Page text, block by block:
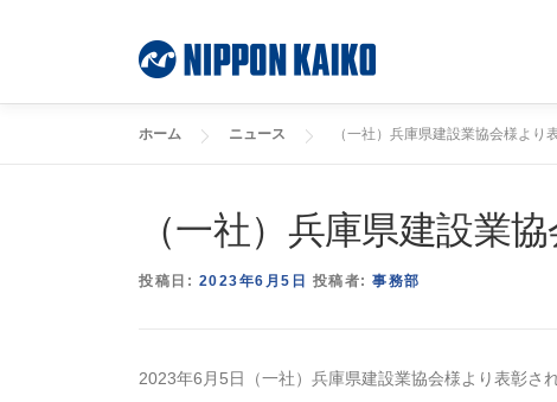
ホーム ニュース （一社）兵庫県建設業協会様より
（一社）兵庫県建設業
投稿日: 2023年6月5日 投稿者: 事務部
2023年6月5日（一社）兵庫県建設業協会様より表彰され